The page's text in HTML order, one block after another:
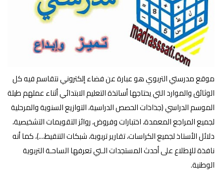
موقع مدرستي التربوي هو عبارة عن فضاء إلكتروني نتقاسم فيه كل
الوثائق والموارد التي يحتاجها أساتذة التعليم الابتدائي أثناء عملهم طيلة
الموسم الدراسي (جذاذات الحصص الدراسية، التوازيع السنوية والمرحلية
لجميع المراجع المعمدة، اختبارات وفروض، روائز التقويمات التشخيصية،
دلائل الأستاذ لجميع الكراسات، تقارير تربوبة، شبكات التنقيط،...)، كما أنه
نافذة للإطلاع على أحدث المستجدات الـتي تعرفها الساحـة التربوية
الوطنية.